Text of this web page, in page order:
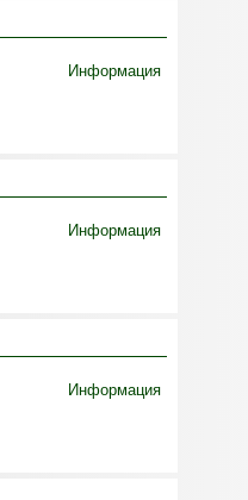
Информация
Информация
Информация